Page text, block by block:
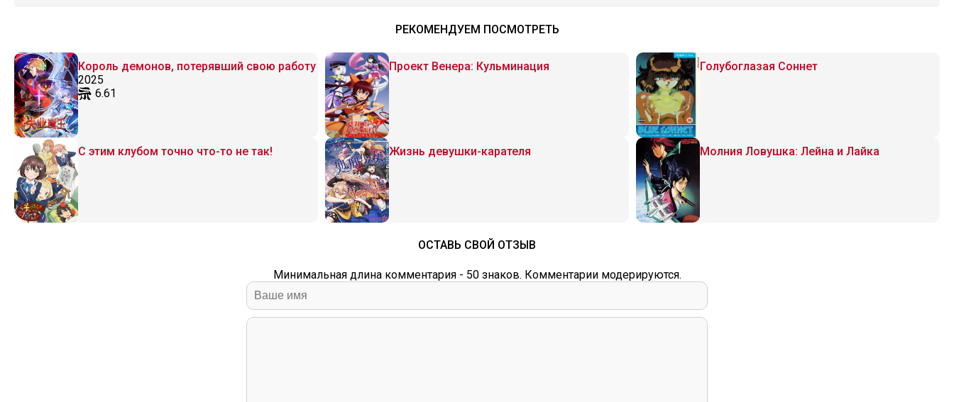
РЕКОМЕНДУЕМ ПОСМОТРЕТЬ
Король демонов, потерявший свою работу
2025
6.61
Проект Венера: Кульминация Голубоглазая Соннет
С этим клубом точно что-то не так! Жизнь девушки-карателя Молния Ловушка: Лейна и Лайка
ОСТАВЬ СВОЙ ОТЗЫВ
Минимальная длина комментария - 50 знаков. Комментарии модерируются.